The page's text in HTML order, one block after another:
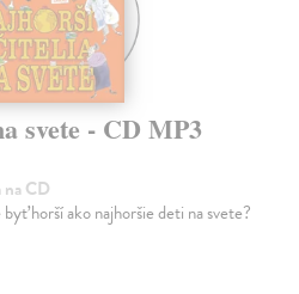
svete - CD MP3
CD
horší ako najhoršie deti na svete?